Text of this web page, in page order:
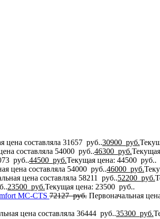
цена составляла 31657 руб..30900 руб.
составляла 54000 руб..46300 руб.
руб..44500 руб.Текущая цена: 44500 руб..
цена составляла 54000 руб..46000 руб.
цена составляла 58211 руб..52200 руб.
23500 руб.Текущая цена: 23500 руб..
MC-CTS 72127руб. Первоначальная
цена составляла 36444 руб..35300 руб.